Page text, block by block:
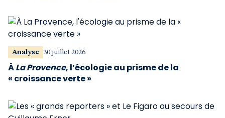
Analyse 30 juillet 2026
ÀLa Provence, l’écologie au prisme de la
« croissance verte »